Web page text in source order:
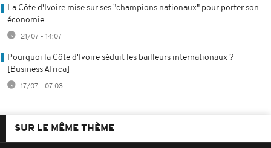
La Côte d'Ivoire mise sur ses "champions nationaux" pour porter son
économie
21/07 - 14:07
Pourquoi la Côte d'Ivoire séduit les bailleurs internationaux ?
[Business Africa]
17/07 - 07:03
SUR LE MÊME THÈME